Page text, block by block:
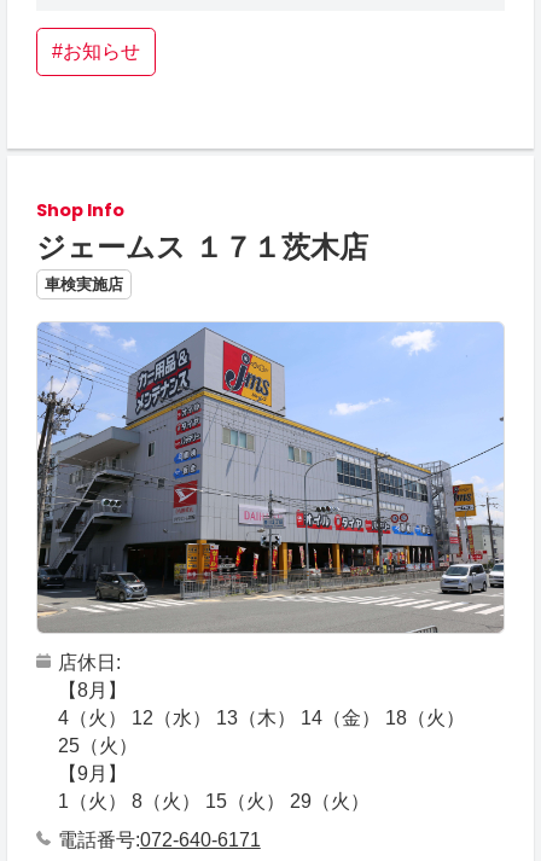
#お知らせ
Shop Info
ジェームス １７１茨木店
車検実施店
店休日
【8月】
4（火） 12（水） 13（木） 14（金） 18（火）
25（火）
【9月】
1（火） 8（火） 15（火） 29（火）
電話番号 072-640-6171